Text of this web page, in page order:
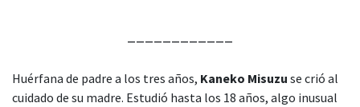
Huérfana de padre a los tres años, Kaneko Misuzu se crió al
cuidado de su madre. Estudió hasta los 18 años, algo inusual